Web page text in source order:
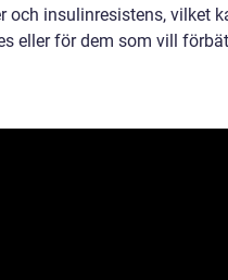
insulinresistens, vilket
eller för dem som vill